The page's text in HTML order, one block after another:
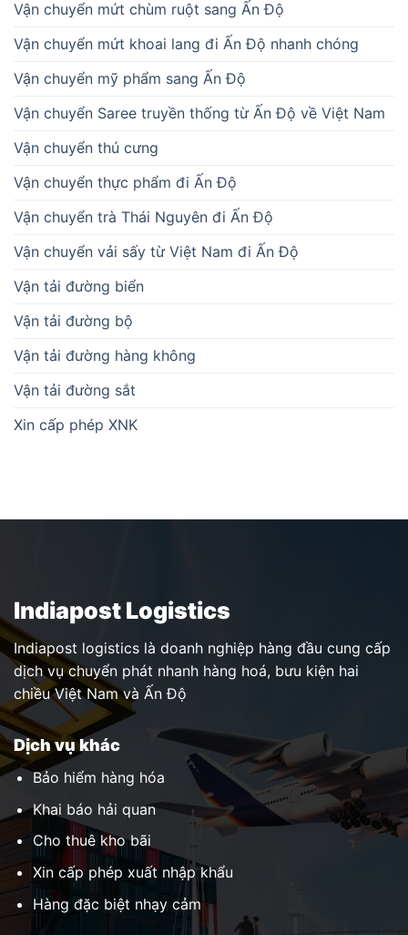
Vận chuyển mứt chùm ruột sang Ấn Độ
Vận chuyển mứt khoai lang đi Ấn Độ nhanh chóng
Vận chuyển mỹ phẩm sang Ấn Độ
Vận chuyển Saree truyền thống từ Ấn Độ về Việt Nam
Vận chuyển thú cưng
Vận chuyển thực phẩm đi Ấn Độ
Vận chuyển trà Thái Nguyên đi Ấn Độ
Vận chuyển vải sấy từ Việt Nam đi Ấn Độ
Vận tải đường biển
Vận tải đường bộ
Vận tải đường hàng không
Vận tải đường sắt
Xin cấp phép XNK
Indiapost Logistics
Indiapost logistics là doanh nghiệp hàng đầu cung cấp
dịch vụ chuyển phát nhanh hàng hoá, bưu kiện hai
chiều Việt Nam và Ấn Độ
Dịch vụ khác
Bảo hiểm hàng hóa
Khai báo hải quan
Cho thuê kho bãi
Xin cấp phép xuất nhập khẩu
Hàng đặc biệt nhạy cảm